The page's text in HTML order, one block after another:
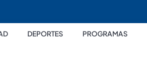
DEPORTES PROGRAMAS